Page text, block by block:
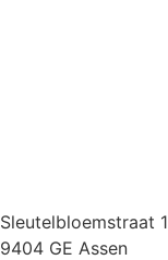
Sleutelbloemstraat 1
9404 GE Assen